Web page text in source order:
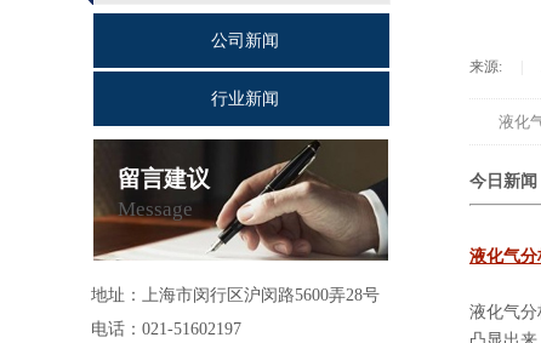
来源:
液化
今日新
液化气
液化气
公司新闻
行业新闻
留言建议
Message
地址： 上海市闵行区沪闵路5600弄28号
电话：021-51602197